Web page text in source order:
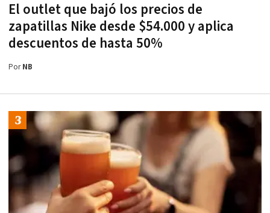
El outlet que bajó los precios de
zapatillas Nike desde $54.000 y aplica
descuentos de hasta 50%
PorNB